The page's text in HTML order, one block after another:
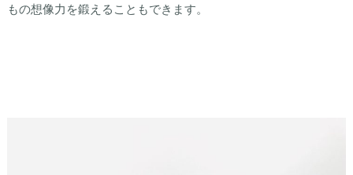
もの想像力を鍛えることもできます。